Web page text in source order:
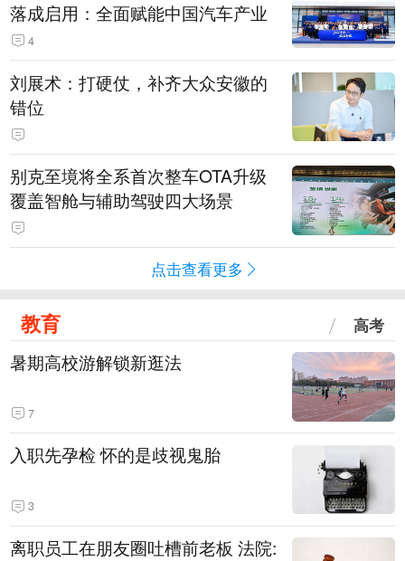
落成启用：全面赋能中国汽车产业
4
刘展术：打硬仗，补齐大众安徽的
错位
别克至境将全系首次整车OTA升级
覆盖智舱与辅助驾驶四大场景
点击查看更多
教育 高考
暑期高校游解锁新逛法
7
入职先孕检 怀的是歧视鬼胎
3
离职员工在朋友圈吐槽前老板 法院: